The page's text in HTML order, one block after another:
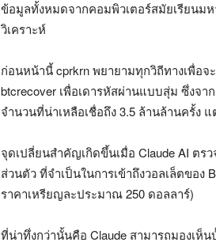
ข้อมูลทั้งหมดจากคอมพิวเตอร์สมัยเรียนมห
วิเคราะห์
ก่อนหน้านี้ cprkrn พยายามทุกวิถีทางเพื่อจ
btcrecover เพื่อเดารหัสผ่านแบบสุ่ม ซึ่งจ
จำนวนที่น่าเหลือเชื่อถึง 3.5 ล้านล้านครั้ง แ
จุดเปลี่ยนสำคัญเกิดขึ้นเมื่อ Claude AI ตร
ส่วนตัว ที่จำเป็นในการเข้าถึงวอลเล็ตของ
ราคาเหรียญละประมาณ 250 ดอลลาร์)
ที่น่าทึ่งกว่านั้นคือ Claude สามารถมองเห็